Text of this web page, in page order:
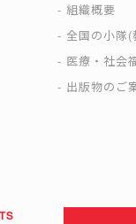
組織概要
全国の小隊(
医療・社会
出版物のご